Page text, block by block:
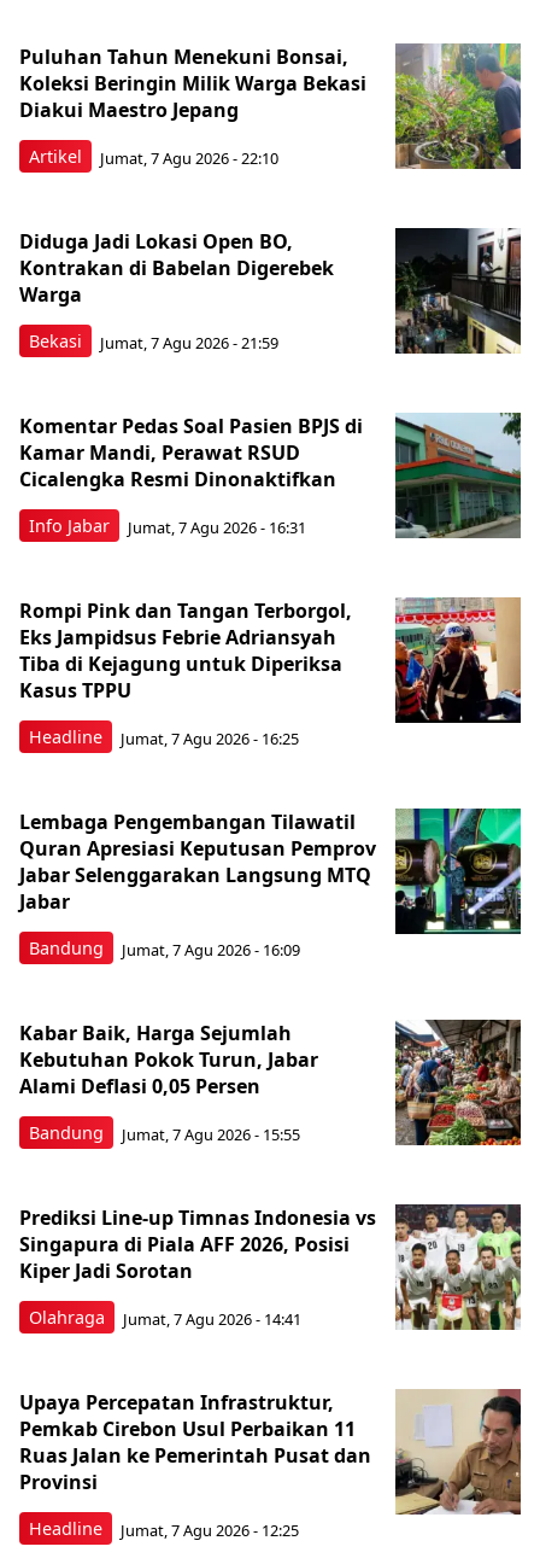
Artikel
Puluhan Tahun Menekuni Bonsai,
Koleksi Beringin Milik Warga Bekasi
Diakui Maestro Jepang
Jumat, 7 Agu 2026 - 22:10
Bekasi
Diduga Jadi Lokasi Open BO,
Kontrakan di Babelan Digerebek
Warga
Jumat, 7 Agu 2026 - 21:59
Info Jabar
Komentar Pedas Soal Pasien BPJS di
Kamar Mandi, Perawat RSUD
Cicalengka Resmi Dinonaktifkan
Jumat, 7 Agu 2026 - 16:31
Headline
Rompi Pink dan Tangan Terborgol,
Eks Jampidsus Febrie Adriansyah
Tiba di Kejagung untuk Diperiksa
Kasus TPPU
Jumat, 7 Agu 2026 - 16:25
Bandung
Lembaga Pengembangan Tilawatil
Quran Apresiasi Keputusan Pemprov
Jabar Selenggarakan Langsung MTQ
Jabar
Jumat, 7 Agu 2026 - 16:09
Bandung
Kabar Baik, Harga Sejumlah
Kebutuhan Pokok Turun, Jabar
Alami Deflasi 0,05 Persen
Jumat, 7 Agu 2026 - 15:55
Olahraga
Prediksi Line-up Timnas Indonesia vs
Singapura di Piala AFF 2026, Posisi
Kiper Jadi Sorotan
Jumat, 7 Agu 2026 - 14:41
Headline
Upaya Percepatan Infrastruktur,
Pemkab Cirebon Usul Perbaikan 11
Ruas Jalan ke Pemerintah Pusat dan
Provinsi
Jumat, 7 Agu 2026 - 12:25